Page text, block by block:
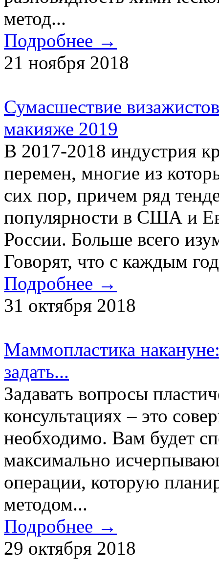
метод...
Подробнее →
21 ноября 2018
Сумасшествие
макияже 2019
В 2017-2018 индустрия
перемен, многие из
сих пор, причем ряд
популярности в США и
России. Больше всего
Говорят, что с каждым
Подробнее →
31 октября 2018
Маммопластика
задать...
Задавать вопросы
консультациях – это
необходимо. Вам будет
максимально
операции, которую
методом...
Подробнее →
29 октября 2018